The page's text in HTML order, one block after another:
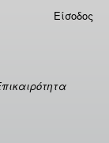
Είσοδος